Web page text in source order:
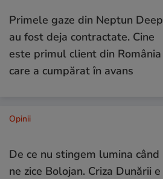
Primele gaze din Neptun Deep
au fost deja contractate. Cine
este primul client din România
care a cumpărat în avans
Opinii
De ce nu stingem lumina când
ne zice Bolojan. Criza Dunării e